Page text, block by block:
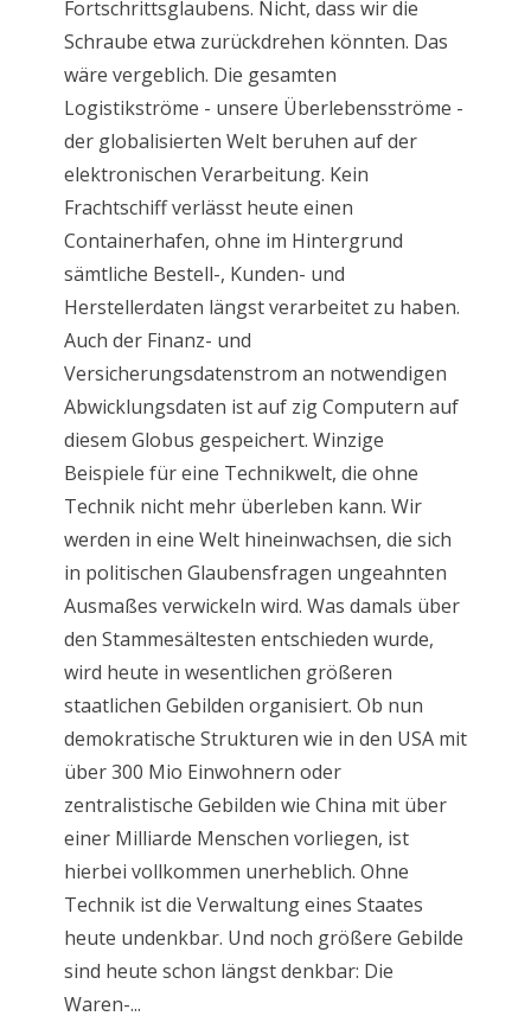
Fortschrittsglaubens. Nicht, dass wir die
Schraube etwa zurückdrehen könnten. Das
wäre vergeblich. Die gesamten
Logistikströme - unsere Überlebensströme -
der globalisierten Welt beruhen auf der
elektronischen Verarbeitung. Kein
Frachtschiff verlässt heute einen
Containerhafen, ohne im Hintergrund
sämtliche Bestell-, Kunden- und
Herstellerdaten längst verarbeitet zu haben.
Auch der Finanz- und
Versicherungsdatenstrom an notwendigen
Abwicklungsdaten ist auf zig Computern auf
diesem Globus gespeichert. Winzige
Beispiele für eine Technikwelt, die ohne
Technik nicht mehr überleben kann. Wir
werden in eine Welt hineinwachsen, die sich
in politischen Glaubensfragen ungeahnten
Ausmaßes verwickeln wird. Was damals über
den Stammesältesten entschieden wurde,
wird heute in wesentlichen größeren
staatlichen Gebilden organisiert. Ob nun
demokratische Strukturen wie in den USA mit
über 300 Mio Einwohnern oder
zentralistische Gebilden wie China mit über
einer Milliarde Menschen vorliegen, ist
hierbei vollkommen unerheblich. Ohne
Technik ist die Verwaltung eines Staates
heute undenkbar. Und noch größere Gebilde
sind heute schon längst denkbar: Die
Waren-...